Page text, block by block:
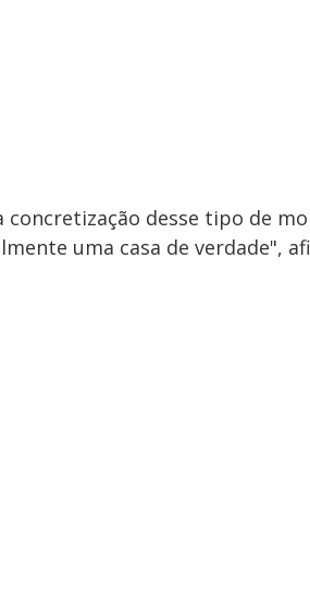
concretização desse tipo de
uma casa de verdade",